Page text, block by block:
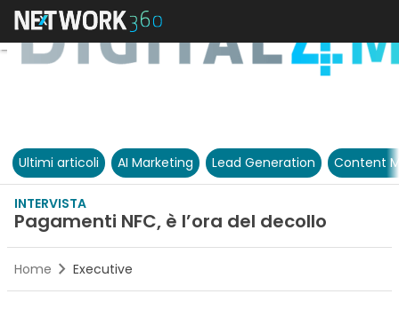
Ultimi articoli AI Marketing Lead Generation Content
INTERVISTA
Pagamenti NFC, è l’ora del decollo
Home Executive